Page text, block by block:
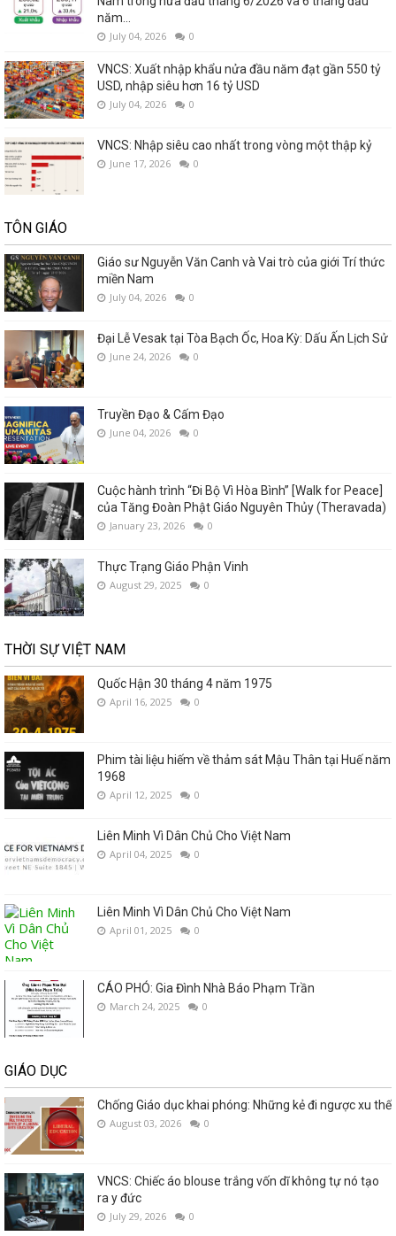
năm...
July 04, 2026 0
VNCS: Xuất nhập khẩu nửa đầu năm đạt gần 550 tỷ
USD, nhập siêu hơn 16 tỷ USD
July 04, 2026 0
VNCS: Nhập siêu cao nhất trong vòng một thập kỷ
June 17, 2026 0
TÔN GIÁO
Giáo sư Nguyễn Văn Canh và Vai trò của giới Trí thức
miền Nam
July 04, 2026 0
Đại Lễ Vesak tại Tòa Bạch Ốc, Hoa Kỳ: Dấu Ấn Lịch Sử
June 24, 2026 0
Truyền Đạo & Cấm Đạo
June 04, 2026 0
Cuộc hành trình “Đi Bộ Vì Hòa Bình” [Walk for Peace]
của Tăng Đoàn Phật Giáo Nguyên Thủy (Theravada)
January 23, 2026 0
Thực Trạng Giáo Phận Vinh
August 29, 2025 0
THỜI SỰ VIỆT NAM
Quốc Hận 30 tháng 4 năm 1975
April 16, 2025 0
Phim tài liệu hiếm về thảm sát Mậu Thân tại Huế năm
1968
April 12, 2025 0
Liên Minh Vì Dân Chủ Cho Việt Nam
April 04, 2025 0
Liên Minh Vì Dân Chủ Cho Việt Nam
April 01, 2025 0
CÁO PHÓ: Gia Đình Nhà Báo Phạm Trần
March 24, 2025 0
GIÁO DỤC
Chống Giáo dục khai phóng: Những kẻ đi ngược xu thế
August 03, 2026 0
VNCS: Chiếc áo blouse trắng vốn dĩ không tự nó tạo
ra y đức
July 29, 2026 0